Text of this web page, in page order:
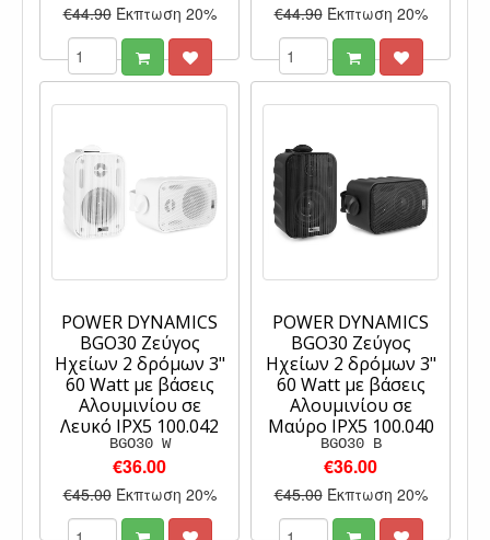
€44.90 Έκπτωση 20% €44.90 Έκπτωση 20%
POWER DYNAMICS
BGO30 Ζεύγος
Ηχείων 2 δρόμων 3"
60 Watt με βάσεις
Αλουμινίου σε
Λευκό IPX5 100.042
BGO30 W
€36.00
€45.00 Έκπτωση 20%
POWER DYNAMICS
BGO30 Ζεύγος
Ηχείων 2 δρόμων 3"
60 Watt με βάσεις
Αλουμινίου σε
Μαύρο IPX5 100.040
BGO30 B
€36.00
€45.00 Έκπτωση 20%